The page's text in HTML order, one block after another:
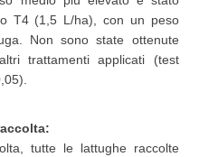
T4 (1,5 L/ha), con un peso
Non sono state ottenute
trattamenti applicati (test
tutte le lattughe raccolte